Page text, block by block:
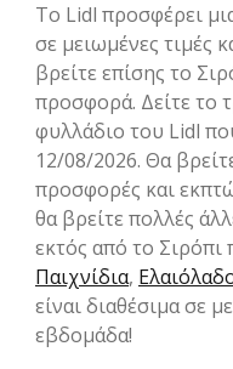
Το Lidl προσφέρει
σε μειωμένες τιμές
βρείτε επίσης το
προσφορά. Δείτε το
φυλλάδιο του Lidl
12/08/2026. Θα
προσφορές και
θα βρείτε πολλές
εκτός από το
Παιχνίδια,
είναι διαθέσιμα σε
εβδομάδα!